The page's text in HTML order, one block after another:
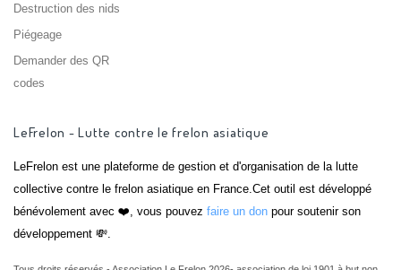
Destruction des nids
Piégeage
Demander des QR
codes
LeFrelon - Lutte contre le frelon asiatique
LeFrelon est une plateforme de gestion et d'organisation de la lutte
collective contre le frelon asiatique en France.Cet outil est développé
bénévolement avec ❤️, vous pouvez faire un don pour soutenir son
développement 💸.